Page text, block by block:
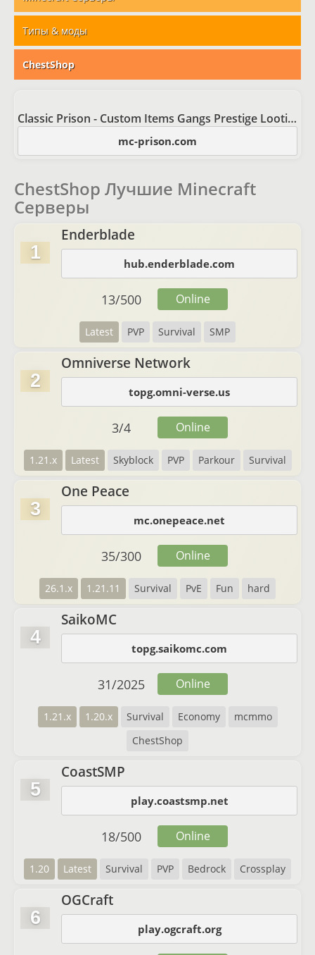
Типы & моды
ChestShop
Classic Prison - Custom Items Gangs Prestige Looting
mc-prison.com
ChestShop Лучшие Minecraft
Серверы
1
Enderblade
hub.enderblade.com
Latest PVP Survival SMP
13/500 Online
2
Omniverse Network
topg.omni-verse.us
1.21.x Latest Skyblock PVP Parkour Survival
3/4 Online
3
One Peace
mc.onepeace.net
26.1.x 1.21.11 Survival PvE Fun hard
35/300 Online
4
SaikoMC
topg.saikomc.com
1.21.x 1.20.x Survival Economy
mcmmo
ChestShop
31/2025 Online
5
CoastSMP
play.coastsmp.net
1.20 Latest Survival PVP Bedrock Crossplay
18/500 Online
6
OGCraft
play.ogcraft.org